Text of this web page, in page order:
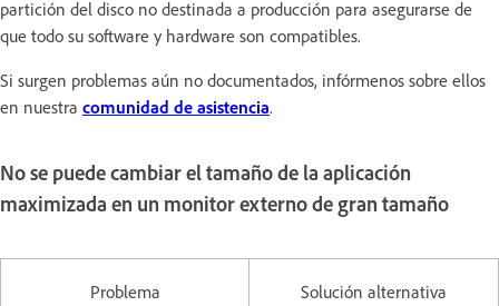
partición del disco no destinada a producción para asegurarse de
que todo su software y hardware son compatibles.
Si surgen problemas aún no documentados, infórmenos sobre ellos
en nuestra comunidad de asistencia.
No se puede cambiar el tamaño de la aplicación
maximizada en un monitor externo de gran tamaño
Problema Solución alternativa